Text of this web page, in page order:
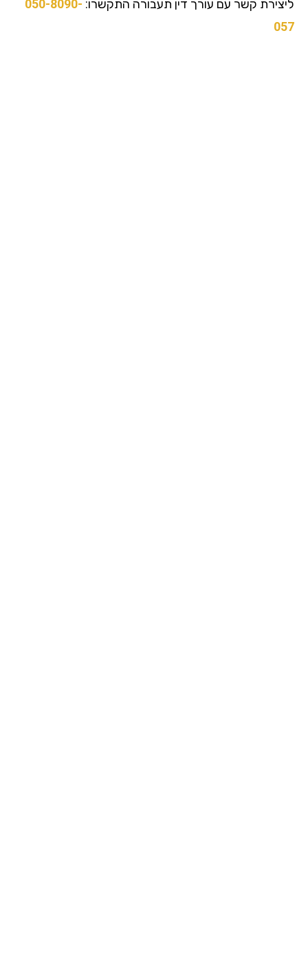
קשר עם עורך דין תעבורה התקשרו:050-8090-